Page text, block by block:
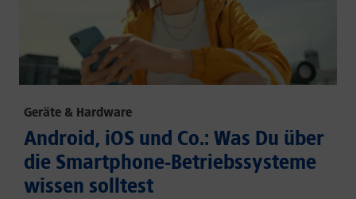
Geräte & Hardware
Android, iOS und Co.: Was Du über
die Smartphone-Betriebssysteme
wissen solltest